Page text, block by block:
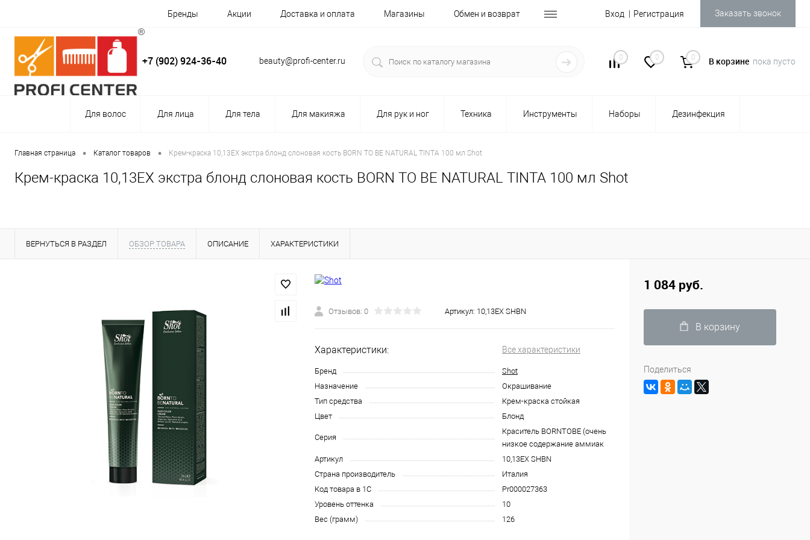
Бренды Акции Доставка и оплата Магазины Обмен и возврат Вход Регистрация Заказать звонок
+7 (902) 924-36-40 beauty@profi-center.ru 0 0 0 В корзине пока пусто
Для волос Для лица Для тела Для макияжа Для рук и ног Техника Инструменты Наборы Дезинфекция
Главная страница • Каталог товаров • Крем-краска 10,13EX экстра блонд слоновая кость BORN TO BE NATURAL TINTA 100 мл Shot
Крем-краска 10,13EX экстра блонд слоновая кость BORN TO BE NATURAL TINTA 100 мл Shot
ВЕРНУТЬСЯ В РАЗДЕЛ ОБЗОР ТОВАРА ОПИСАНИЕ ХАРАКТЕРИСТИКИ
Отзывов: 0 Артикул: 10,13EX SHBN
Характеристики: Все характеристики
Бренд
Shot
Назначение
Окрашивание
Тип средства
Крем-краска стойкая
Цвет
Блонд
Серия
Краситель BORNTOBE (очень
низкое содержание аммиак
Артикул
10,13EX SHBN
Страна производитель
Италия
Код товара в 1С
Pr000027363
Уровень оттенка
10
Вес (грамм)
126
1 084 руб.
В корзину
Поделиться